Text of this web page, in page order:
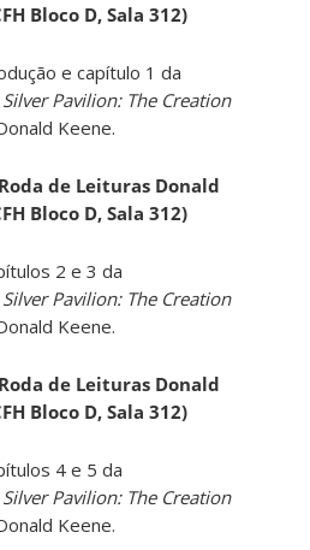
Bloco D, Sala 312)
e capítulo 1 da
Pavilion: The Creation
Keene.
de Leituras Donald
Bloco D, Sala 312)
2 e 3 da
Pavilion: The Creation
Keene.
de Leituras Donald
Bloco D, Sala 312)
4 e 5 da
Pavilion: The Creation
Keene.